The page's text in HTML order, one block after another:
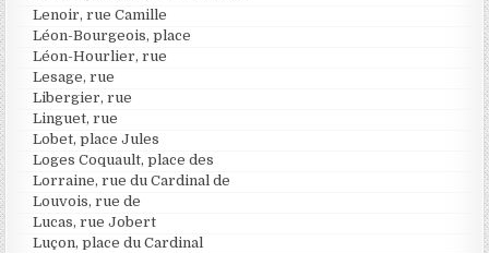
Lenoir, rue Camille
Léon-Bourgeois, place
Léon-Hourlier, rue
Lesage, rue
Libergier, rue
Linguet, rue
Lobet, place Jules
Loges Coquault, place des
Lorraine, rue du Cardinal de
Louvois, rue de
Lucas, rue Jobert
Luçon, place du Cardinal